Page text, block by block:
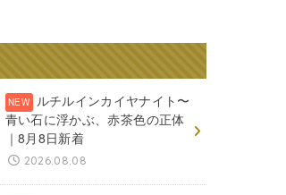
ルチルインカイヤナイト〜
青い石に浮かぶ、赤茶色の正体
｜8月8日新着
2026.08.08